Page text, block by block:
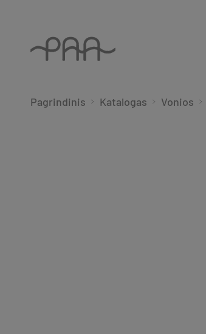
Pagrindinis Katalogas Vonios